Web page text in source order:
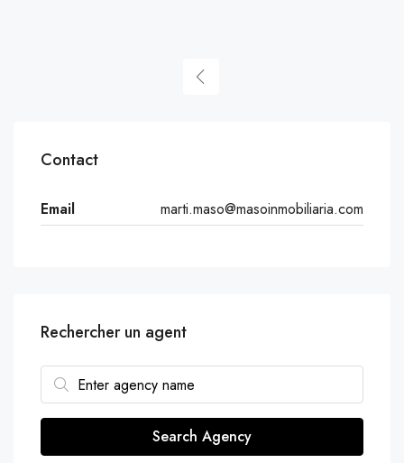
Contact
Email marti.maso@masoinmobiliaria.com
Rechercher un agent
Search Agency